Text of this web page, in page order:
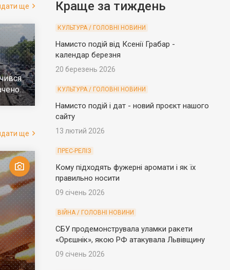
ще
ще
Краще за тиждень
КУЛЬТУРА / ГОЛОВНІ НОВИНИ
Намисто подій від Ксенії Грабар -
календар березня
20 березень 2026
КУЛЬТУРА / ГОЛОВНІ НОВИНИ
Намисто подій і дат - новий проєкт нашого
сайту
13 лютий 2026
ПРЕС-РЕЛІЗ
Кому підходять фужерні аромати і як їх
правильно носити
09 січень 2026
ВІЙНА / ГОЛОВНІ НОВИНИ
СБУ продемонструвала уламки ракети
«Орєшнік», якою РФ атакувала Львівщину
09 січень 2026